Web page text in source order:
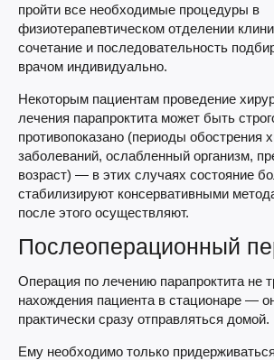
пройти все необходимые процедуры в
физиотерапевтическом отделении
сочетание и последовательность
врачом индивидуально.
Некоторым пациентам проведение
лечения парапроктита может быть
противопоказано (периоды обострения
заболеваний, ослабленный организм,
возраст) — в этих случаях состояние
стабилизируют консервативными
после этого осуществляют.
Послеоперационный
Операция по лечению парапроктита не
нахождения пациента в стационаре —
практически сразу отправляться домой.
Ему необходимо только